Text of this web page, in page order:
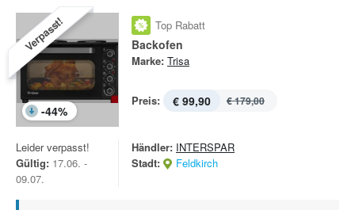
Verpasst!
-44%
Top Rabatt
Backofen
Marke: Trisa
Preis: € 99,90 € 179,00
Leider verpasst!
Gültig: 17.06. -
09.07.
Händler: INTERSPAR
Stadt:
Feldkirch